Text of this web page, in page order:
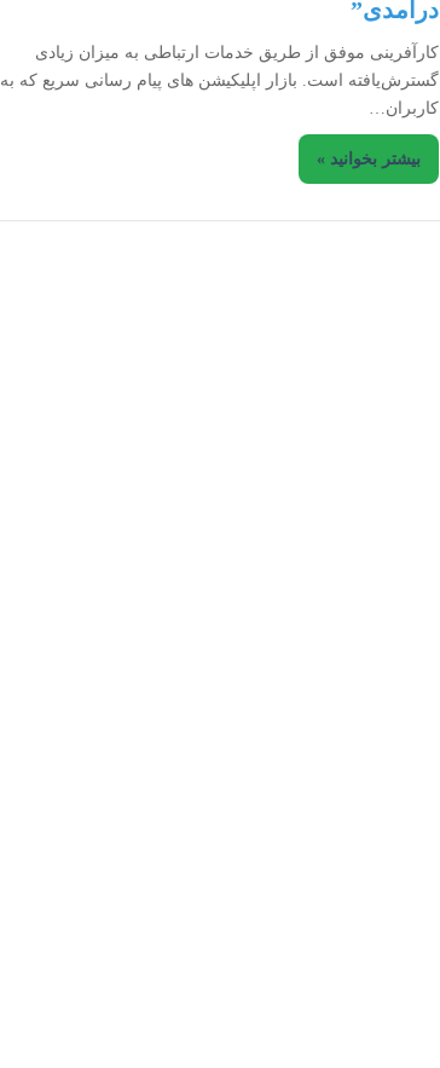
درآمدی”
کارآفرینی موفق از طریق خدمات ارتباطی به میزان زیادی
گسترش‌یافته است. بازار اپلیکیشن­ های پیام ­رسانی سریع که به
کاربران…
بیشتر بخوانید »